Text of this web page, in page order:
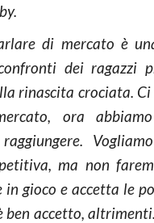
di mercato è
dei ragazzi
rinascita crociata.
ora
ma non
in gioco e accetta le
ben accetto,